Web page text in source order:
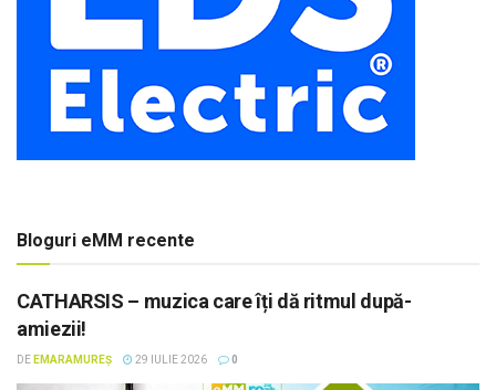
Bloguri eMM recente
CATHARSIS – muzica care îți dă ritmul după-
amiezii!
DE EMARAMUREȘ 29 IULIE 2026 0